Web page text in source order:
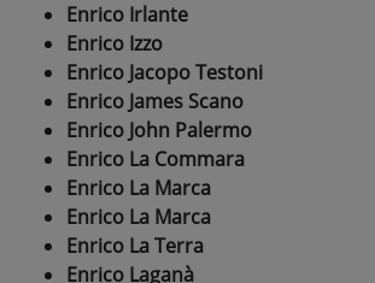
Enrico Irlante
Enrico Izzo
Enrico Jacopo Testoni
Enrico James Scano
Enrico John Palermo
Enrico La Commara
Enrico La Marca
Enrico La Marca
Enrico La Terra
Enrico Laganà